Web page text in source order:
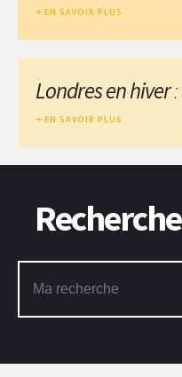
EN SAVOIR PLUS
Londres en hiver:
EN SAVOIR PLUS